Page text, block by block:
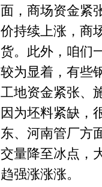
面，商场资金紧
价持续上涨，商
货。此外，咱们
较为显着，有些
工地资金紧张、
因为坯料紧缺，
东、河南管厂方
交量降至冰点，
趋强涨涨涨。